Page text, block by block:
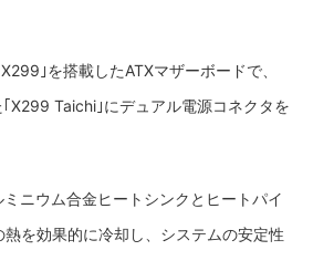
｣を搭載したATXマザーボードで、
X299 Taichi｣にデュアル電源コネクタを
ニウム合金ヒートシンクとヒートパイ
を効果的に冷却し、システムの安定性